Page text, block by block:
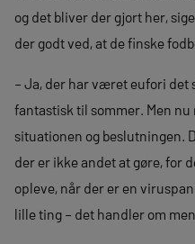
og det bliver der gjort her,
der godt ved, at de finske
– Ja, der har været eufori det
fantastisk til sommer. Men
situationen og beslutningen.
der er ikke andet at gøre, for
opleve, når der er en
lille ting – det handler om